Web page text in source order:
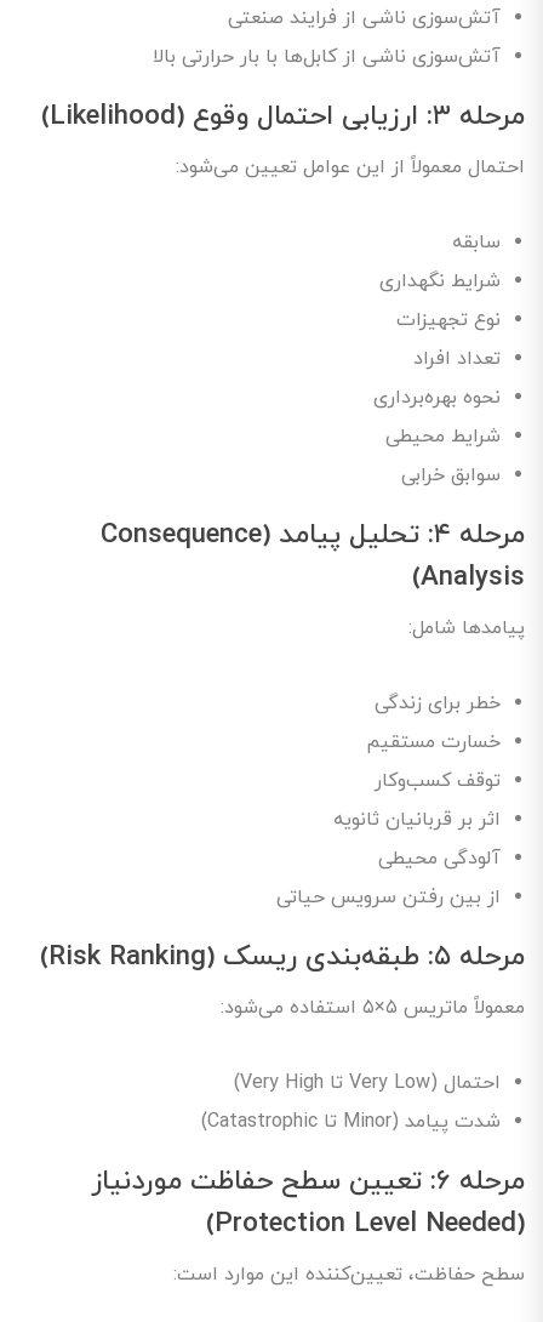
آتش‌سوزی ناشی از فرایند صنعتی
آتش‌سوزی ناشی از کابل‌ها با بار حرارتی بالا
مرحله ۳: ارزیابی احتمال وقوع (Likelihood)
احتمال معمولاً از این عوامل تعیین می‌شود:
سابقه
شرایط نگهداری
نوع تجهیزات
تعداد افراد
نحوه بهره‌برداری
شرایط محیطی
سوابق خرابی
مرحله ۴: تحلیل پیامد (Consequence
Analysis)
پیامدها شامل:
خطر برای زندگی
خسارت مستقیم
توقف کسب‌وکار
اثر بر قربانیان ثانویه
آلودگی محیطی
از بین رفتن سرویس حیاتی
مرحله ۵: طبقه‌بندی ریسک (Risk Ranking)
معمولاً ماتریس ۵×۵ استفاده می‌شود:
احتمال (Very Low تا Very High)
شدت پیامد (Minor تا Catastrophic)
مرحله ۶: تعیین سطح حفاظت موردنیاز
(Protection Level Needed)
سطح حفاظت، تعیین‌کننده این موارد است: